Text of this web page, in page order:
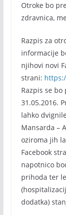
Otroke bo
zdravnica,
Razpis za
informacije
njihovi novi
strani:
Razpis se
31.05.2016.
lahko
Mansarda –
oziroma jih
Facebook
napotnico
prihoda ter
dodatka)